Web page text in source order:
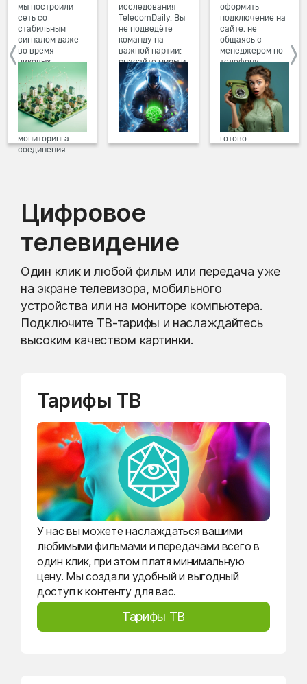
мы построили
сеть со
стабильным
сигналом даже
во время
пиковых
нагрузок в
вечернее время.
Мы постоянно
обновляем наше
оборудование в
домах, а система
мониторинга
соединения
исследования
TelecomDaily. Вы
не подведёте
команду на
важной партии:
спасайте миры и
побеждайте с
друзьями в
онлайн-играх.
оформить
подключение на
сайте, не
общаясь с
менеджером по
телефону.
Просто в три
клика заполните
форму заявки на
сайте, выберите
дату и время
подключения,
готово.
Цифровое
телевидение
Один клик и любой фильм или передача уже
на экране телевизора, мобильного
устройства или на мониторе компьютера.
Подключите ТВ-тарифы и наслаждайтесь
высоким качеством картинки.
Тарифы ТВ
У нас вы можете наслаждаться вашими
любимыми фильмами и передачами всего в
один клик, при этом платя минимальную
цену. Мы создали удобный и выгодный
доступ к контенту для вас.
Тарифы ТВ